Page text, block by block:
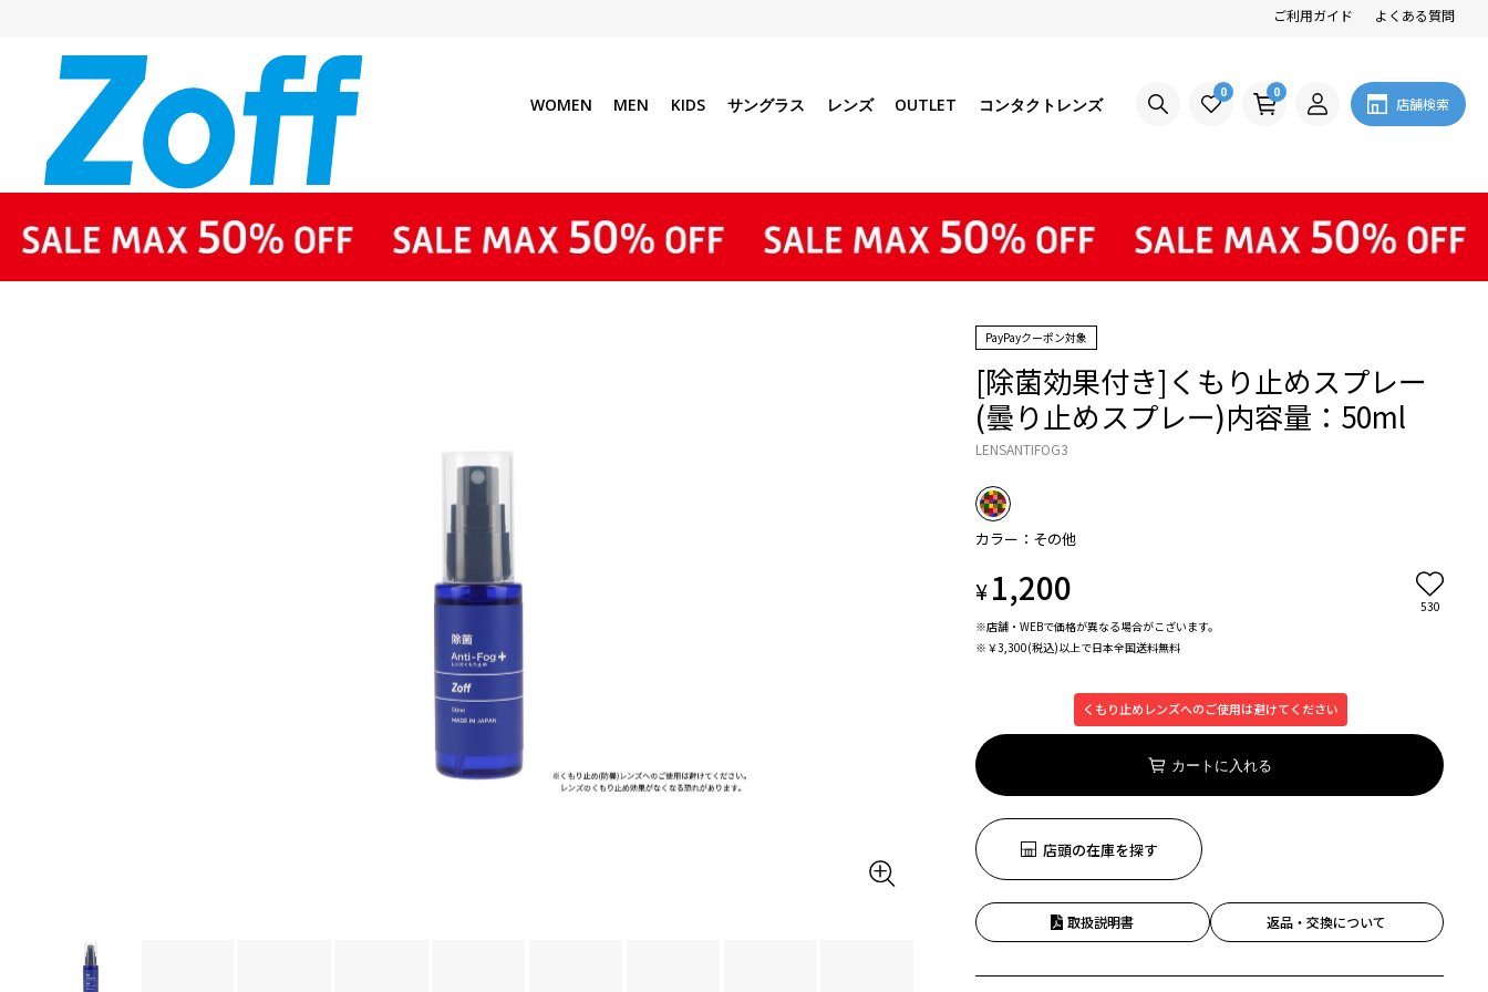
ご利用ガイド よくある質問
WOMEN MEN KIDS サングラス レンズ OUTLET コンタクトレンズ
0 0
店舗検索
PayPayクーポン対象
[除菌効果付き]くもり止めスプレー
(曇り止めスプレー)内容量：50ml
LENSANTIFOG3
カラー：その他
¥1,200 530
※店舗・WEBで価格が異なる場合がこざいます。
※￥3,300(税込)以上で日本全国送料無料
くもり止めレンズへのご使用は避けてください
カートに入れる
店頭の在庫を探す
取扱説明書 返品・交換について